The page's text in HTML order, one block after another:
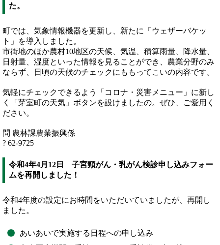
た。
町では、気象情報機器を更新し、新たに「ウェザーバケッ
ト」を導入しました。
市街地のほか農村10地区の天候、気温、積算雨量、降水量、
日射量、湿度といった情報を見ることができ、農業分野のみ
ならず、日頃の天候のチェックにももってこいの内容です。
気軽にチェックできるよう「コロナ・災害メニュー」に新し
く「芽室町の天気」ボタンを設けましたの。ぜひ、ご愛用く
ださい。
問 農林課農業振興係
? 62-9725
令和4年4月12日 子宮頸がん・乳がん検診申し込みフォー
ムを再開しました！
令和4年度の設定にお時間をいただいていましたが、再開し
ました。
あいあいで実施する日程への申し込み